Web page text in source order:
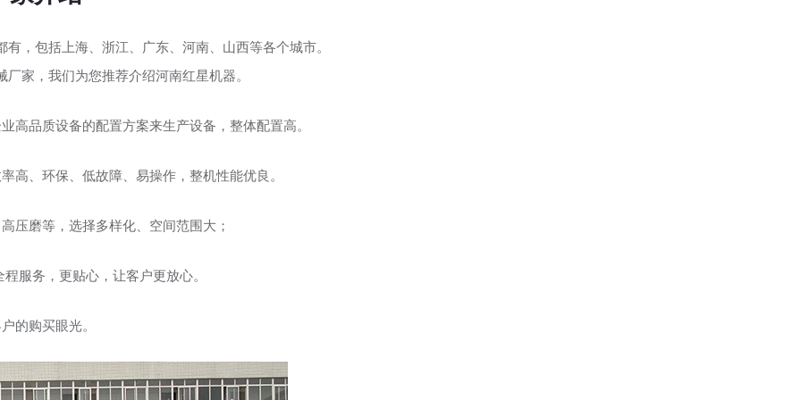
，包括上海、浙江、广东、河南、山西等各个城市。
家，我们为您推荐介绍河南红星机器。
高品质设备的配置方案来生产设备，整体配置高。
高、环保、低故障、易操作，整机性能优良。
压磨等，选择多样化、空间范围大；
服务，更贴心，让客户更放心。
的购买眼光。